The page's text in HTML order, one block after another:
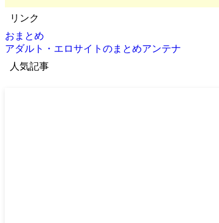
リンク
おまとめ
アダルト・エロサイトのまとめアンテナ
人気記事